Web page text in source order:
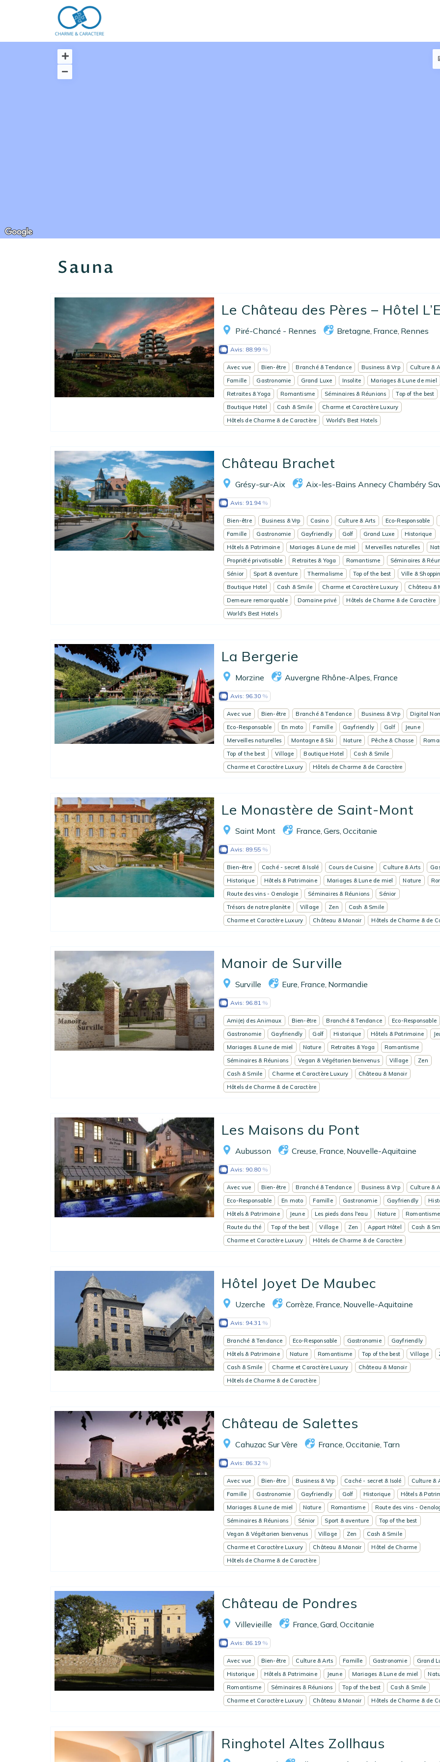
Réserver un séjour
Nos adresses en France
Nos adresses dans le monde
Nos collections
Notre programme de fidélité
Ecrivez-nous
FR ES
Sauna
Le Château des Pères – Hôtel
Piré-Chancé - Rennes Bretagne France Rennes
Avis: 88.99
Avec vue Bien-être Branché & Tendance Business & Vrp
Culture &
Famille
Gastronomie Grand Luxe Insolite Mariages & Lune de miel
Retraites & Yoga
Romantisme Séminaires & Réunions
Top of the best
Boutique Hotel
Cash & Smile
Charme et Caractère Luxury
Hôtels de Charme & de Caractère
World's Best Hotels
Château Brachet
Grésy-sur-Aix Aix-les-Bains Annecy Chambéry
Avis: 91.94
Bien-être Business & Vrp Casino Culture & Arts Eco-Responsable
Famille
Gastronomie Gayfriendly Golf Grand Luxe
Historique
Hôtels & Patrimoine
Mariages & Lune de miel Merveilles naturelles
Propriété privatisable
Retraites & Yoga Romantisme
Séminaires &
Sénior
Sport & aventure Thermalisme Top of the best Ville &
Boutique Hotel
Cash & Smile Charme et Caractère Luxury
Château &
Demeure remarquable
Domaine privé
Hôtels de Charme & de Caractère
World's Best Hotels
La Bergerie
Morzine Auvergne Rhône-Alpes France
Avis: 96.30
Avec vue Bien-être Branché & Tendance Business & Vrp
Digital
Eco-Responsable
En moto Famille Gayfriendly Golf
Jeune
Merveilles naturelles
Montagne & Ski Nature Pêche & Chasse
Top of the best
Village Boutique Hotel
Cash & Smile
Charme et Caractère Luxury
Hôtels de Charme & de Caractère
Le Monastère de Saint-Mont
Saint Mont France Gers Occitanie
Avis: 89.55
Bien-être Caché - secret & Isolé Cours de Cuisine Culture & Arts
Historique
Hôtels & Patrimoine Mariages & Lune de miel Nature
Route des vins - Oenologie
Séminaires & Réunions
Sénior
Trésors de notre planète
Village Zen
Cash & Smile
Charme et Caractère Luxury
Château & Manoir Hôtels de Charme & de
Manoir de Surville
Surville Eure France Normandie
Avis: 96.81
Ami(e) des Animaux Bien-être Branché & Tendance
Eco-Responsable
Gastronomie
Gayfriendly Golf Historique Hôtels & Patrimoine
Mariages & Lune de miel
Nature Retraites & Yoga
Romantisme
Séminaires & Réunions
Vegan & Végétarien bienvenus Village
Zen
Cash & Smile
Charme et Caractère Luxury
Château & Manoir
Hôtels de Charme & de Caractère
Les Maisons du Pont
Aubusson Creuse France Nouvelle-Aquitaine
Avis: 90.80
Avec vue Bien-être Branché & Tendance Business & Vrp
Culture &
Eco-Responsable
En moto Famille Gastronomie Gayfriendly
Hôtels & Patrimoine
Jeune Les pieds dans l'eau Nature
Romantisme
Route du thé
Top of the best Village Zen Appart Hôtel
Cash &
Charme et Caractère Luxury
Hôtels de Charme & de Caractère
Hôtel Joyet De Maubec
Uzerche Corrèze France Nouvelle-Aquitaine
Avis: 94.31
Branché & Tendance Eco-Responsable Gastronomie
Gayfriendly
Hôtels & Patrimoine
Nature Romantisme Top of the best Village
Cash & Smile
Charme et Caractère Luxury
Château & Manoir
Hôtels de Charme & de Caractère
Château de Salettes
Cahuzac Sur Vère France Occitanie Tarn
Avis: 86.32
Avec vue Bien-être Business & Vrp Caché - secret & Isolé
Culture &
Famille
Gastronomie Gayfriendly Golf Historique
Hôtels &
Mariages & Lune de miel
Nature Romantisme
Route des vins -
Séminaires & Réunions
Sénior Sport & aventure
Top of the best
Vegan & Végétarien bienvenus
Village Zen
Cash & Smile
Charme et Caractère Luxury
Château & Manoir
Hôtel de Charme
Hôtels de Charme & de Caractère
Château de Pondres
Villevieille France Gard Occitanie
Avis: 86.19
Avec vue Bien-être Culture & Arts Famille Gastronomie
Grand
Historique
Hôtels & Patrimoine Jeune Mariages & Lune de miel
Romantisme
Séminaires & Réunions Top of the best
Cash & Smile
Charme et Caractère Luxury
Château & Manoir Hôtels de Charme & de
Ringhotel Altes Zollhaus